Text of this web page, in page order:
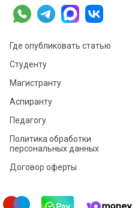
Где опубликовать статью
Студенту
Магистранту
Аспиранту
Педагогу
Политика обработки
персональных данных
Договор оферты